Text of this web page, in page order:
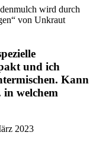
wird durch
von Unkraut
und ich
Kann
in welchem
2023